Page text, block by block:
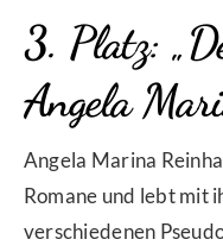
3. Platz:
Angela
Angela Marina
Romane und lebt mit
verschiedenen